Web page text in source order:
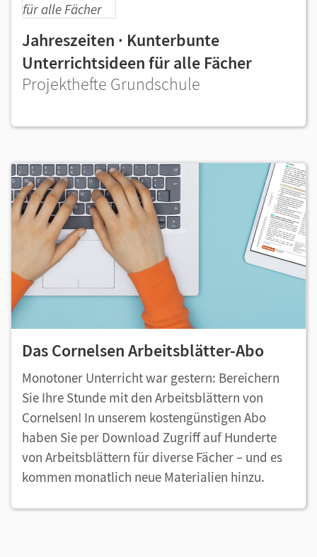
Jahreszeiten · Kunterbunte
Unterrichtsideen für alle Fächer
Projekthefte Grundschule
Das Cornelsen Arbeitsblätter-Abo
Monotoner Unterricht war gestern: Bereichern
Sie Ihre Stunde mit den Arbeitsblättern von
Cornelsen! In unserem kostengünstigen Abo
haben Sie per Download Zugriff auf Hunderte
von Arbeitsblättern für diverse Fächer – und es
kommen monatlich neue Materialien hinzu.